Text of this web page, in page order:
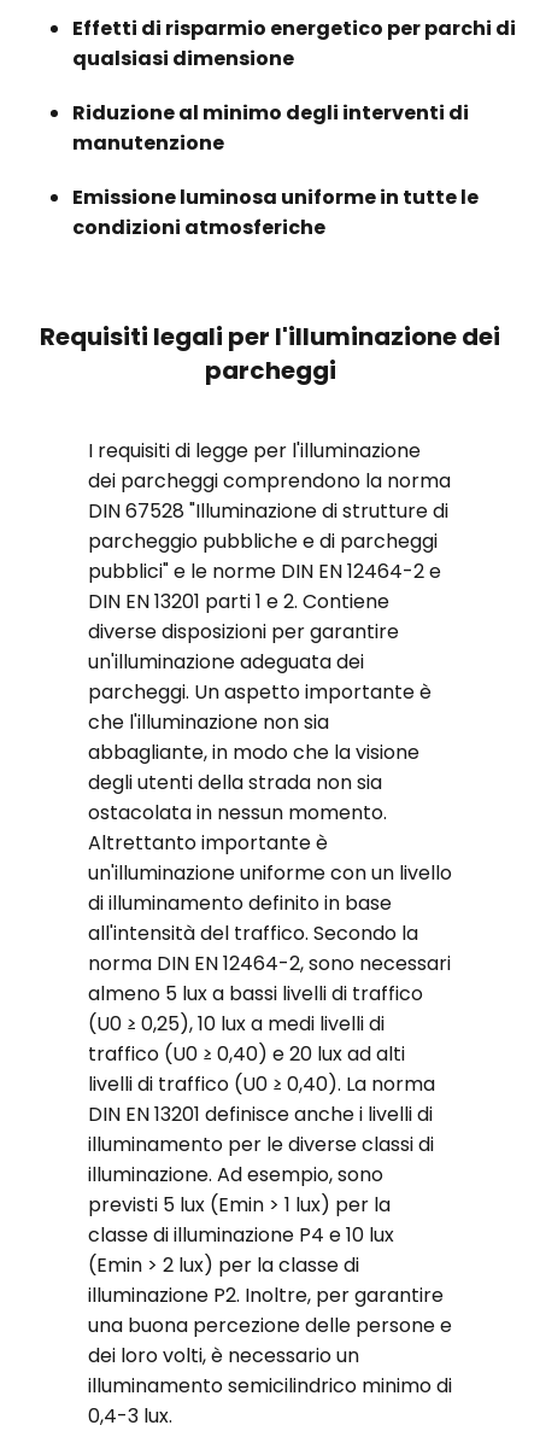
Effetti di risparmio energetico per parchi di
qualsiasi dimensione
Riduzione al minimo degli interventi di
manutenzione
Emissione luminosa uniforme in tutte le
condizioni atmosferiche
Requisiti legali per l'illuminazione dei
parcheggi
I requisiti di legge per l'illuminazione
dei parcheggi comprendono la norma
DIN 67528 "Illuminazione di strutture di
parcheggio pubbliche e di parcheggi
pubblici" e le norme DIN EN 12464-2 e
DIN EN 13201 parti 1 e 2. Contiene
diverse disposizioni per garantire
un'illuminazione adeguata dei
parcheggi. Un aspetto importante è
che l'illuminazione non sia
abbagliante, in modo che la visione
degli utenti della strada non sia
ostacolata in nessun momento.
Altrettanto importante è
un'illuminazione uniforme con un livello
di illuminamento definito in base
all'intensità del traffico. Secondo la
norma DIN EN 12464-2, sono necessari
almeno 5 lux a bassi livelli di traffico
(U0 ≥ 0,25), 10 lux a medi livelli di
traffico (U0 ≥ 0,40) e 20 lux ad alti
livelli di traffico (U0 ≥ 0,40). La norma
DIN EN 13201 definisce anche i livelli di
illuminamento per le diverse classi di
illuminazione. Ad esempio, sono
previsti 5 lux (Emin > 1 lux) per la
classe di illuminazione P4 e 10 lux
(Emin > 2 lux) per la classe di
illuminazione P2. Inoltre, per garantire
una buona percezione delle persone e
dei loro volti, è necessario un
illuminamento semicilindrico minimo di
0,4-3 lux.